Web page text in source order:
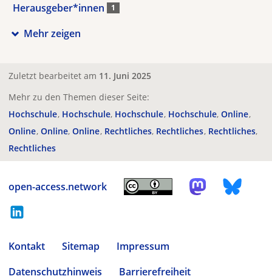
Herausgeber*innen 1
Mehr zeigen
Zuletzt bearbeitet am 11. Juni 2025
Mehr zu den Themen dieser Seite:
Hochschule Hochschule Hochschule Hochschule Online
Online Online Online Rechtliches Rechtliches Rechtliches
Rechtliches
open-access.network
Kontakt Sitemap
Impressum
Datenschutzhinweis
Barrierefreiheit